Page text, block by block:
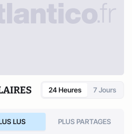
24 Heures 7 Jours
LUS PLUS PARTAGES